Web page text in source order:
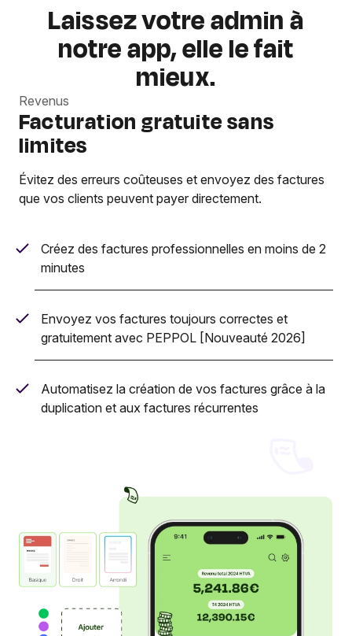
Laissez votre admin à
notre app, elle le fait
mieux.
Revenus
Facturation gratuite sans
limites
Évitez des erreurs coûteuses et envoyez des factures
que vos clients peuvent payer directement.
Créez des factures professionnelles en moins de 2
minutes
Envoyez vos factures toujours correctes et
gratuitement avec PEPPOL [Nouveauté 2026]
Automatisez la création de vos factures grâce à la
duplication et aux factures récurrentes